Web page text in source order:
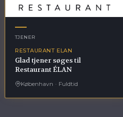
TJENER
RESTAURANT ELAN
Glad tjener søges til
Restaurant ÉLAN
København · Fuldtid